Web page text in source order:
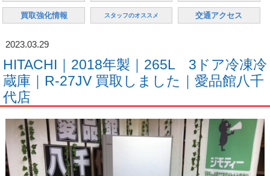
買取強化情報 スタッフのオススメ 交通アクセス
2023.03.29
HITACHI｜2018年製｜265L 3ドア冷凍冷
蔵庫｜R-27JV 買取しました｜愛品館八千
代店